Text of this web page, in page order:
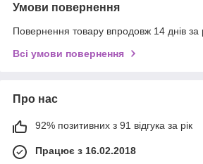
Умови повернення
Повернення товару впродовж 14 днів за
Всі умови повернення
Про нас
92% позитивних з 91 відгука за рік
Працює з 16.02.2018